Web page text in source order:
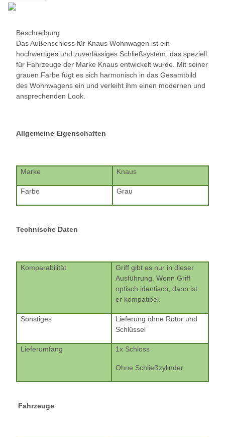
Beschreibung
Das Außenschloss für Knaus Wohnwagen ist ein
hochwertiges und zuverlässiges Schließsystem, das speziell
für Fahrzeuge der Marke Knaus entwickelt wurde. Mit seiner
grauen Farbe fügt es sich harmonisch in das Gesamtbild
des Wohnwagens ein und verleiht ihm einen modernen und
ansprechenden Look.
Allgemeine Eigenschaften
Marke Knaus
Farbe Grau
Technische Daten
Komparabilität
Griff gibt es nur in dieser
Ausführung. Wenn Griff
optisch identisch, dann ist
er kompatibel.
Sonstiges
Lieferung ohne Rotor und
Schlüssel
Lieferumfang 1x Schloss
Ohne Schließzylinder
Fahrzeuge